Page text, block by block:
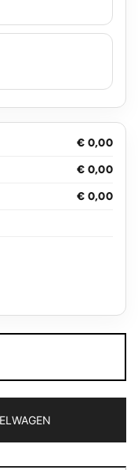
€ 0,00
€ 0,00
€ 0,00